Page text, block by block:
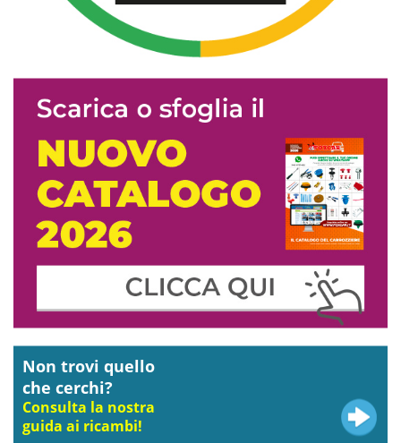
Non trovi quello
che cerchi?
Consulta la nostra
guida ai ricambi!